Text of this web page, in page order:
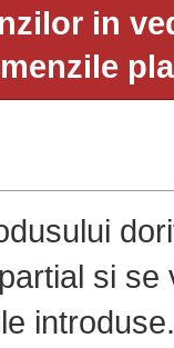
in
si
introduse.